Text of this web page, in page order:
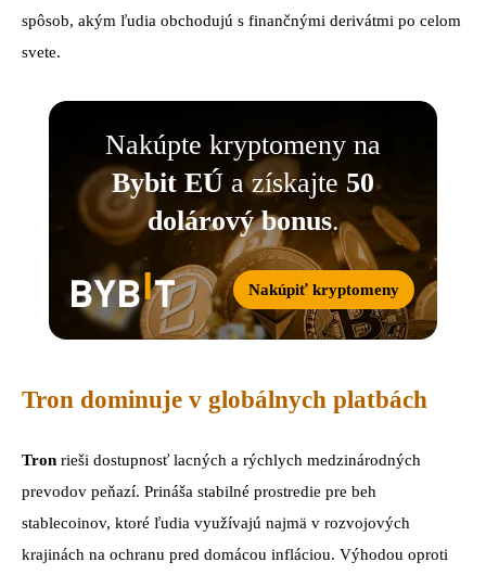
spôsob, akým ľudia obchodujú s finančnými derivátmi po celom
svete.
Nakúpte kryptomeny na
Bybit EÚ a získajte 50
dolárový bonus.
Nakúpiť kryptomeny
Tron dominuje v globálnych platbách
Tron rieši dostupnosť lacných a rýchlych medzinárodných
prevodov peňazí. Prináša stabilné prostredie pre beh
stablecoinov, ktoré ľudia využívajú najmä v rozvojových
krajinách na ochranu pred domácou infláciou. Výhodou oproti